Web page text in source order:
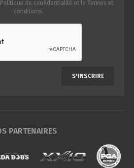
Politique de confidentialité et le Termes et
conditions.
S'INSCRIRE
PARTENAIRES